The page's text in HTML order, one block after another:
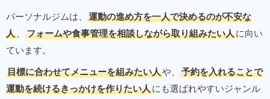
パーソナルジムは、
運動の進め方を一人で決めるのが不安な
人 、 フォームや食事管理を相談しながら取り組みたい人に向い
ています。
目標に合わせてメニューを組みたい人や、
予約を入れることで
運動を続けるきっかけを作りたい人にも選ばれやすいジャンル